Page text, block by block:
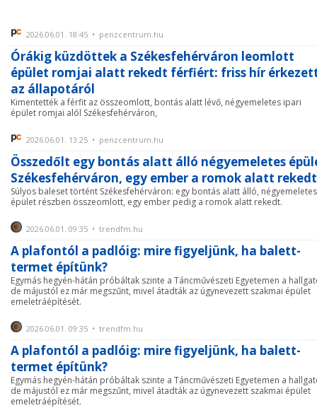
2026.06.01. 18:45 • penzcentrum.hu
Órákig küzdöttek a Székesfehérváron leomlott
épület romjai alatt rekedt férfiért: friss hír
az állapotáról
Kimentették a férfit az összeomlott, bontás alatt lévő, négyemeletes ipari
épület romjai alól Székesfehérváron,
2026.06.01. 13:25 • penzcentrum.hu
Összedőlt egy bontás alatt álló négyemeletes
Székesfehérváron, egy ember a romok alatt rekedt
Súlyos baleset történt Székesfehérváron: egy bontás alatt álló, négyemeletes
épület részben összeomlott, egy ember pedig a romok alatt rekedt.
2026.06.01. 09:35 • trendfm.hu
A plafontól a padlóig: mire figyeljünk, ha balett-
termet építünk?
Egymás hegyén-hátán próbáltak szinte a Táncművészeti Egyetemen a
de májustól ez már megszűnt, mivel átadták az úgynevezett szakmai épület
emeletráépítését.
2026.06.01. 09:35 • trendfm.hu
A plafontól a padlóig: mire figyeljünk, ha balett-
termet építünk?
Egymás hegyén-hátán próbáltak szinte a Táncművészeti Egyetemen a
de májustól ez már megszűnt, mivel átadták az úgynevezett szakmai épület
emeletráépítését.